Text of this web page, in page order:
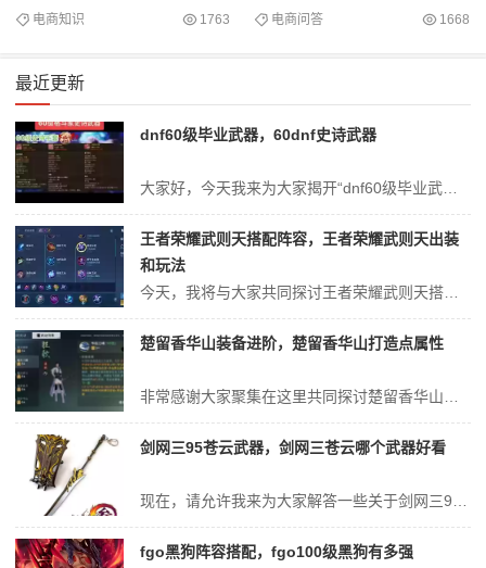
电商知识 1763 电商问答 1668
最近更新
dnf60级毕业武器，60dnf史诗武器
王者荣耀武则天搭配阵容，王者荣耀武则天出装
和玩法
楚留香华山装备进阶，楚留香华山打造点属性
剑网三95苍云武器，剑网三苍云哪个武器好看
fgo黑狗阵容搭配，fgo100级黑狗有多强